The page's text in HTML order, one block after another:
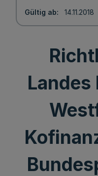
Gültig ab 14.11.2018